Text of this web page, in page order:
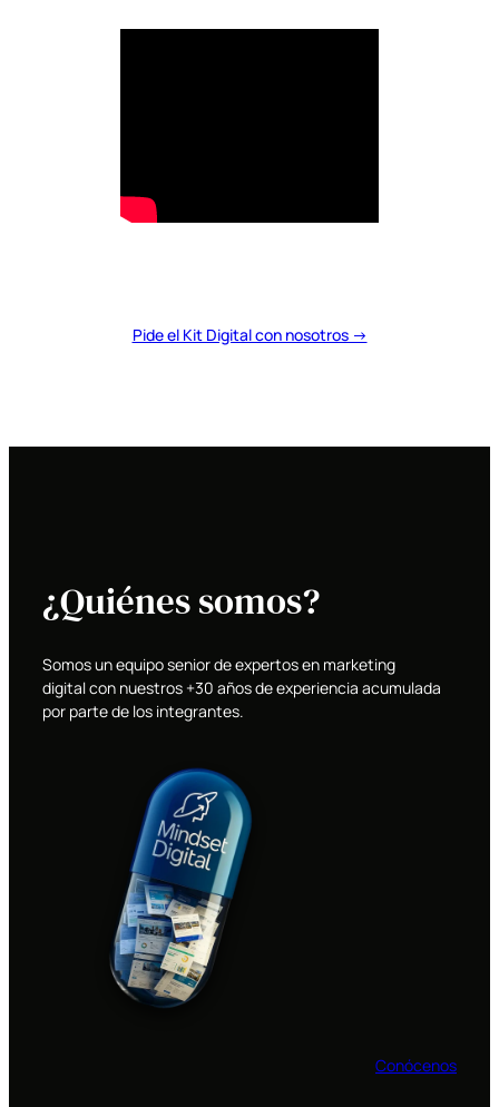
Pide el Kit Digital con nosotros →
¿Quiénes somos?
Somos un equipo senior de expertos en marketing
digital con nuestros +30 años de experiencia acumulada
por parte de los integrantes.
Conócenos